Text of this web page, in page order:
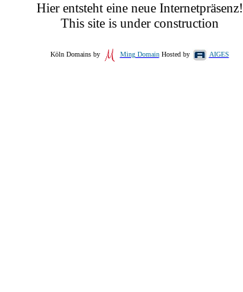
Hier entsteht eine neue Internetpräsenz!
This site is under construction
Köln Domains by Ming DomainHosted by AIGES